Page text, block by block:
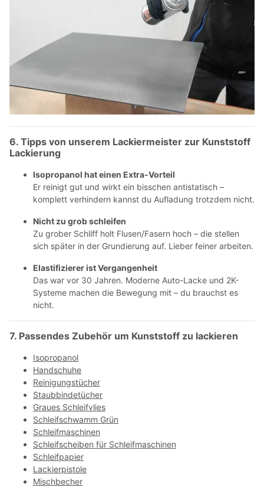
6. Tipps von unserem Lackiermeister zur Kunststoff
Lackierung
Isopropanol hat einen Extra-Vorteil
Er reinigt gut und wirkt ein bisschen antistatisch –
komplett verhindern kannst du Aufladung trotzdem nicht.
Nicht zu grob schleifen
Zu grober Schliff holt Flusen/Fasern hoch – die stellen
sich später in der Grundierung auf. Lieber feiner arbeiten.
Elastifizierer ist Vergangenheit
Das war vor 30 Jahren. Moderne Auto-Lacke und 2K-
Systeme machen die Bewegung mit – du brauchst es
nicht.
7. Passendes Zubehör um Kunststoff zu lackieren
Isopropanol
Handschuhe
Reinigungstücher
Staubbindetücher
Graues Schleifvlies
Schleifschwamm Grün
Schleifmaschinen
Schleifscheiben für Schleifmaschinen
Schleifpapier
Lackierpistole
Mischbecher